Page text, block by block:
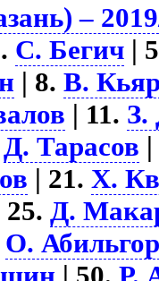
–
С. Бегич |
| 8.В.
| 11. З.
Д. Тарасов
| 21. Х.
25.Д.
О.